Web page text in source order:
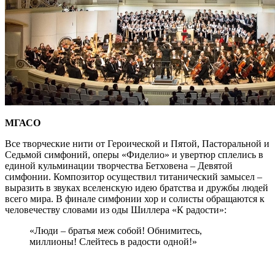
МГАСО
Все творческие нити от Героической и Пятой, Пасторальной и
Седьмой симфоний, оперы «Фиделио» и увертюр сплелись в
единой кульминации творчества Бетховена – Девятой
симфонии. Композитор осуществил титанический замысел –
выразить в звуках вселенскую идею братства и дружбы людей
всего мира. В финале симфонии хор и солисты обращаются к
человечеству словами из оды Шиллера «К радости»:
«Люди – братья меж собой! Обнимитесь,
миллионы! Слейтесь в радости одной!»